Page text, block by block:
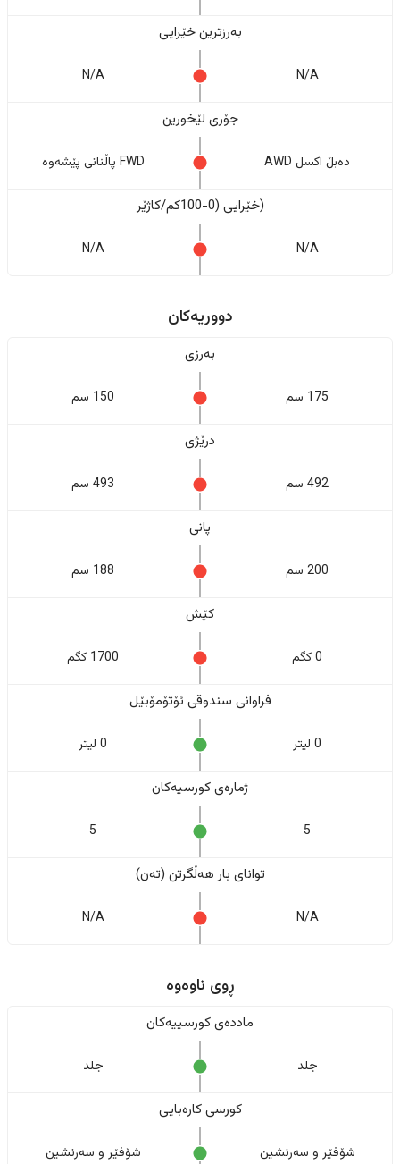
بەرزترین خێرایی
N/A
N/A
جۆری لێخورین
دەبڵ اکسل AWD FWD پاڵنانی پێشەوە
(خێرایی (0-100کم/کاژێر
N/A
N/A
دووریەکان
بەرزی
175 سم 150 سم
درێژی
492 سم 493 سم
پانی
200 سم 188 سم
کێش
0 کگم 1700 کگم
فراوانی سندوقی ئۆتۆمۆبێل
0 لیتر 0 لیتر
ژمارەی کورسیەکان
5
5
تواناى بار هەڵگرتن (تەن)
N/A
N/A
ڕوی ناوەوە
ماددەی کورسییەکان
جلد جلد
کورسی کارەبایی
شۆفێر و سەرنشین شۆفێر و سەرنشین